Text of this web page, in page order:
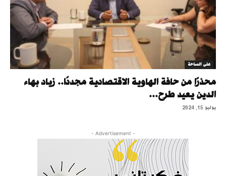
على الساحة
محذرًا من حافة الهاوية الاقتصادية مجددًا.. زياد بهاء
الدين يعيد طرح...
يوليو 15, 2024
- Advertisement -